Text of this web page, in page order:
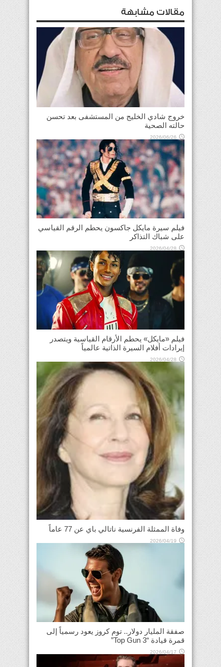
مقالات مشابهة
خروج شادي الخليج من المستشفى بعد تحسن
حالته الصحية
2026/06/26
فيلم سيرة مايكل جاكسون يحطم الرقم القياسي
على شباك التذاكر
2026/04/28
فيلم «مايكل» يحطم الأرقام القياسية ويتصدر
إيرادات أفلام السيرة الذاتية عالمياً
2026/04/28
وفاة الممثلة الفرنسية ناتالي باي عن 77 عاماً
2026/04/19
صفقة المليار دولار.. توم كروز يعود رسمياً إلى
قمرة قيادة “Top Gun 3”
2026/04/17